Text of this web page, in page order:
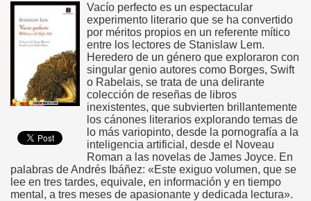
Vacío perfecto es un espectacular
experimento literario que se ha convertido
por méritos propios en un referente mítico
entre los lectores de Stanislaw Lem.
Heredero de un género que exploraron con
singular genio autores como Borges, Swift
o Rabelais, se trata de una delirante
colección de reseñas de libros
inexistentes, que subvierten brillantemente
los cánones literarios explorando temas de
lo más variopinto, desde la pornografía a la
inteligencia artificial, desde el Noveau
Roman a las novelas de James Joyce. En
palabras de Andrés Ibáñez: «Este exiguo volumen, que se
lee en tres tardes, equivale, en información y en tiempo
mental, a tres meses de apasionante y dedicada lectura».